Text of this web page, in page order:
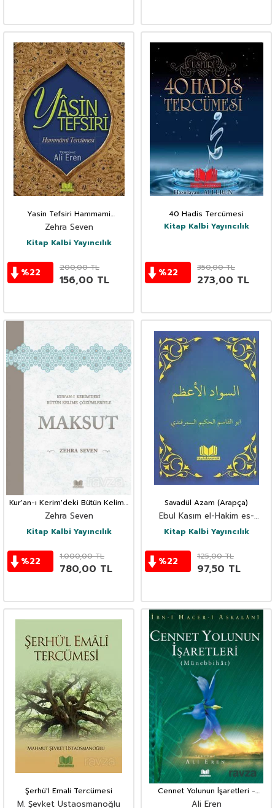
Yasin Tefsiri Hammami
Tercümesi
Zehra Seven
Kitap Kalbi Yayıncılık
%22 200,00TL
156,00 TL
40 Hadis Tercümesi
Kitap Kalbi Yayıncılık
%22 350,00TL
273,00 TL
Kur'an-ı Kerim'deki Bütün Kelime
Çözümleriyle Maksut
Zehra Seven
Kitap Kalbi Yayıncılık
%22 1.000,00TL
780,00 TL
Savadül Azam (Arapça)
Ebul Kasım el-Hakim es-
Semerkandi
Kitap Kalbi Yayıncılık
%22 125,00TL
97,50 TL
Şerhü'l Emali Tercümesi
M. Şevket Ustaosmanoğlu
Cennet Yolunun İşaretleri -
Münebbihat Tercümesi
Ali Eren